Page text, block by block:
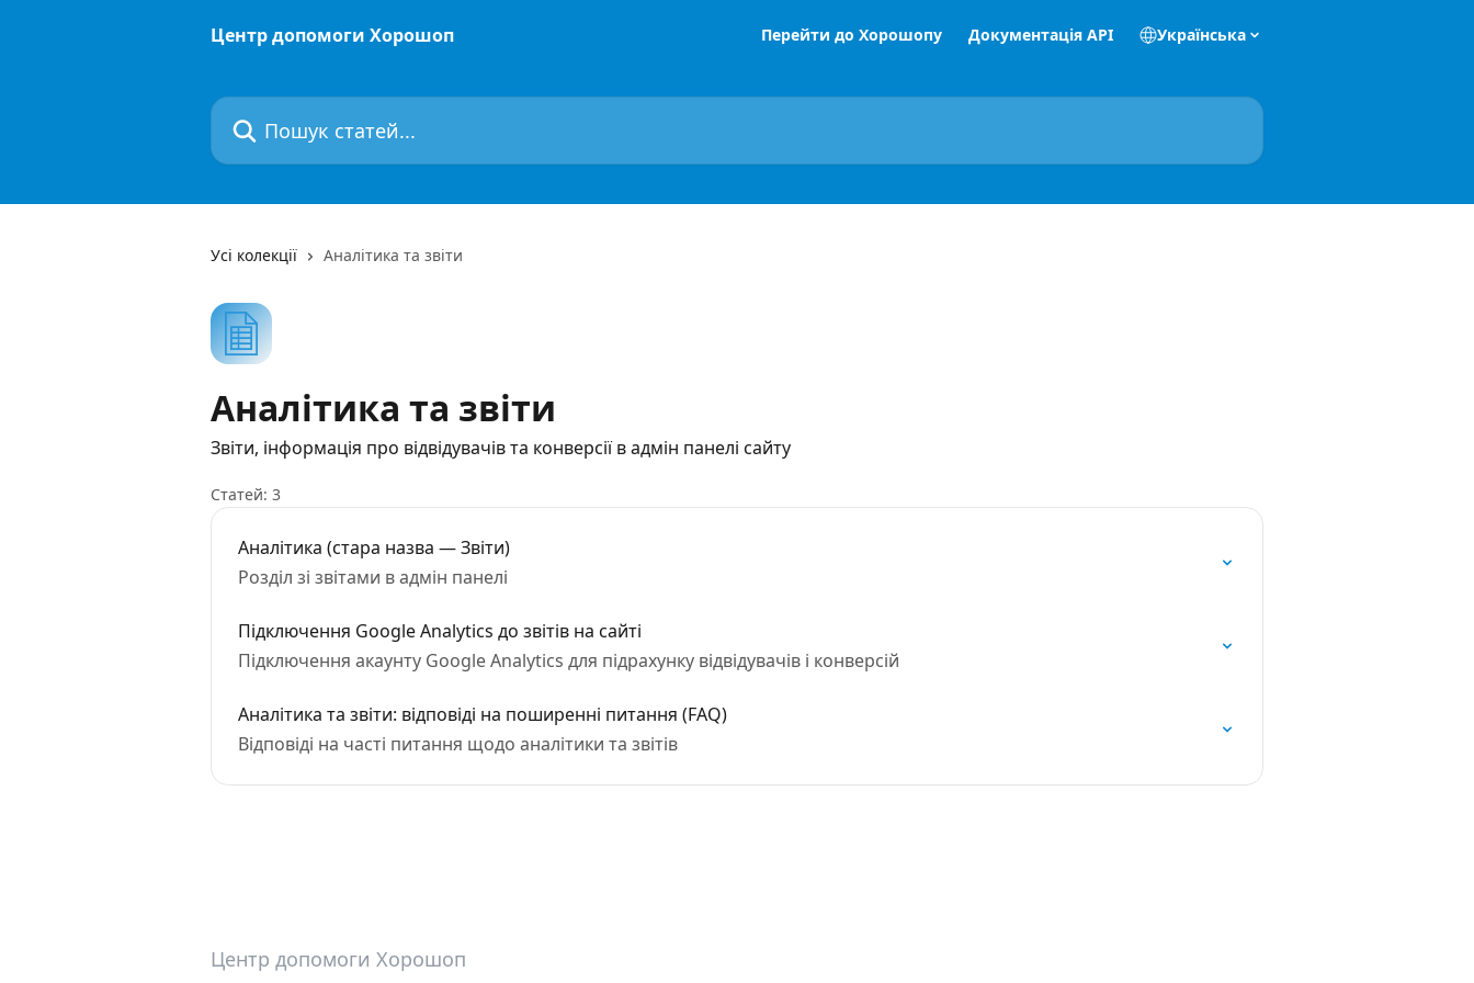
Центр допомоги Хорошоп
Перейти до Хорошопу Документація API Українська
Пошук статей...
Усі колекції Аналітика та звіти
Аналітика та звіти
Звіти, інформація про відвідувачів та конверсії в адмін панелі сайту
Статей: 3
Аналітика (стара назва — Звіти)
Розділ зі звітами в адмін панелі
Підключення Google Analytics до звітів на сайті
Підключення акаунту Google Analytics для підрахунку відвідувачів і конверсій
Аналітика та звіти: відповіді на поширенні питання (FAQ)
Відповіді на часті питання щодо аналітики та звітів
Центр допомоги Хорошоп